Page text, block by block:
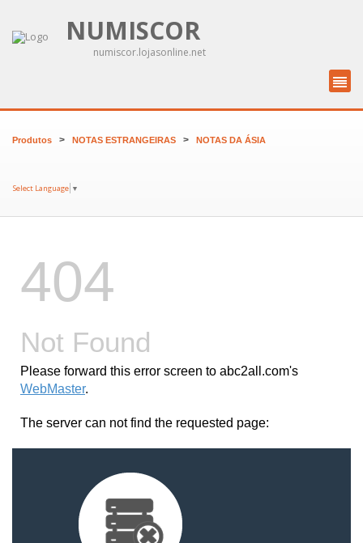
NUMISCOR
numiscor.lojasonline.net
Produtos > NOTAS ESTRANGEIRAS > NOTAS DA ÁSIA
Select Language ▼